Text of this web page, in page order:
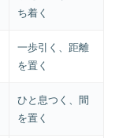
ち着く
一歩引く、距離
を置く
ひと息つく、間
を置く